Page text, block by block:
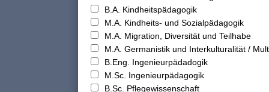
B.A. Kindheitspädagogik
M.A. Kindheits- und Sozialpädagogik
M.A. Migration, Diversität und Teilhabe
M.A. Germanistik und Interkulturalität /
B.Eng. Ingenieurpädadogik
M.Sc. Ingenieurpädagogik
B.Sc. Pflegewissenschaft